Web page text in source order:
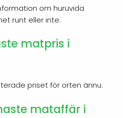
om huruvida
runt eller inte.
matpris i
priset för orten ännu.
mataffär i